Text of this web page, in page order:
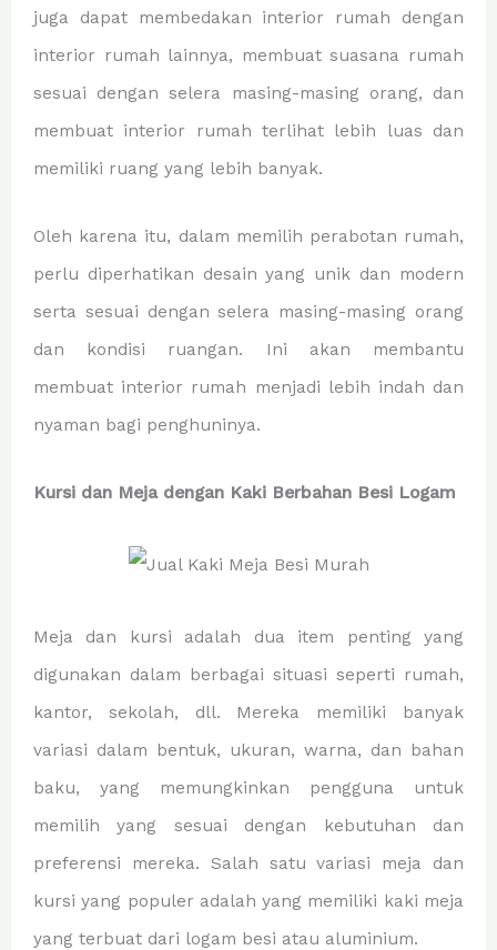
juga dapat membedakan interior rumah dengan
interior rumah lainnya, membuat suasana rumah
sesuai dengan selera masing-masing orang, dan
membuat interior rumah terlihat lebih luas dan
memiliki ruang yang lebih banyak.
Oleh karena itu, dalam memilih perabotan rumah,
perlu diperhatikan desain yang unik dan modern
serta sesuai dengan selera masing-masing orang
dan kondisi ruangan. Ini akan membantu
membuat interior rumah menjadi lebih indah dan
nyaman bagi penghuninya.
Kursi dan Meja dengan Kaki Berbahan Besi Logam
Meja dan kursi adalah dua item penting yang
digunakan dalam berbagai situasi seperti rumah,
kantor, sekolah, dll. Mereka memiliki banyak
variasi dalam bentuk, ukuran, warna, dan bahan
baku, yang memungkinkan pengguna untuk
memilih yang sesuai dengan kebutuhan dan
preferensi mereka. Salah satu variasi meja dan
kursi yang populer adalah yang memiliki kaki meja
yang terbuat dari logam besi atau aluminium.